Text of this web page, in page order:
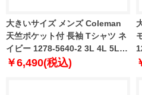
大きいサイズ メンズ Coleman
天竺ポケット付 長袖 Tシャツ ネ
イビー 1278-5640-2 3L 4L 5L
6L
￥6,490(税込)